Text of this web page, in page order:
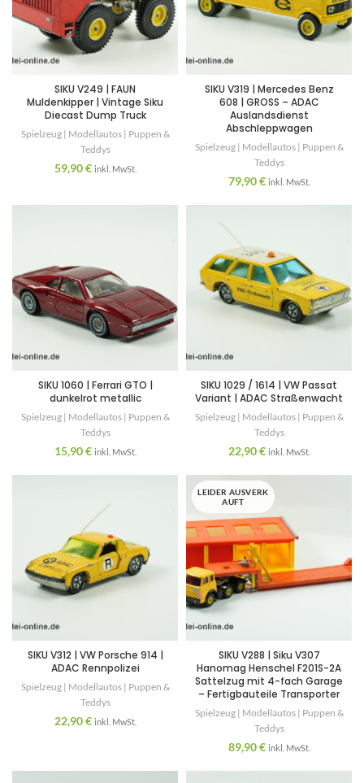
SIKU V249 | FAUN
Muldenkipper | Vintage Siku
Diecast Dump Truck
Spielzeug | Modellautos | Puppen &
Teddys
59,90€ inkl. MwSt.
SIKU V319 | Mercedes Benz
608 | GROSS – ADAC
Auslandsdienst
Abschleppwagen
Spielzeug | Modellautos | Puppen &
Teddys
79,90€ inkl. MwSt.
SIKU 1060 | Ferrari GTO |
dunkelrot metallic
Spielzeug | Modellautos | Puppen &
Teddys
15,90€ inkl. MwSt.
SIKU 1029 / 1614 | VW Passat
Variant | ADAC Straßenwacht
Spielzeug | Modellautos | Puppen &
Teddys
22,90€ inkl. MwSt.
SIKU V312 | VW Porsche 914 |
ADAC Rennpolizei
Spielzeug | Modellautos | Puppen &
Teddys
22,90€ inkl. MwSt.
LEIDER AUSVERK
AUFT
SIKU V288 | Siku V307
Hanomag Henschel F201S-2A
Sattelzug mit 4-fach Garage
– Fertigbauteile Transporter
Spielzeug | Modellautos | Puppen &
Teddys
89,90€ inkl. MwSt.